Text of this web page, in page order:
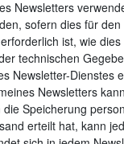
Newsletters
sofern dies für
ist, wie
technischen
Newsletter-Dienstes
Newsletters
die Speicherung
erteilt hat, kann